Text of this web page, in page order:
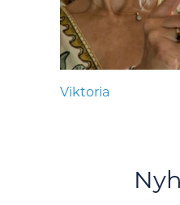
Viktoria